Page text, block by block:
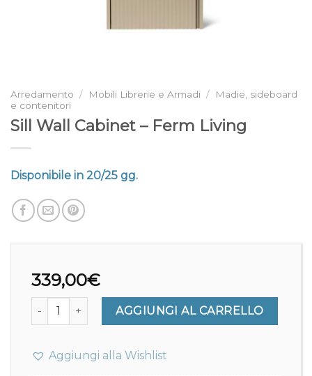
Arredamento / Mobili Librerie e Armadi /
Madie, sideboard
e contenitori
Sill Wall Cabinet – Ferm Living
Disponibile in 20/25 gg.
339,00€
Sill Wall Cabinet - Ferm Living quantità
AGGIUNGI AL CARRELLO
Aggiungi alla Wishlist